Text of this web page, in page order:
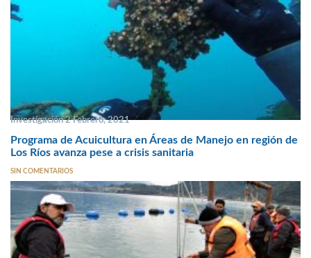
Investigación 2 Febrero, 2021
Programa de Acuicultura en Áreas de Manejo en región de
Los Ríos avanza pese a crisis sanitaria
SIN COMENTARIOS